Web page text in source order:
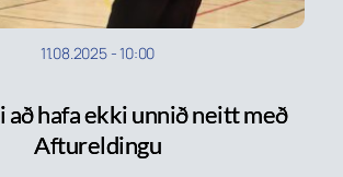
11.08.2025-10:00
að hafa ekki unnið neitt með
Aftureldingu